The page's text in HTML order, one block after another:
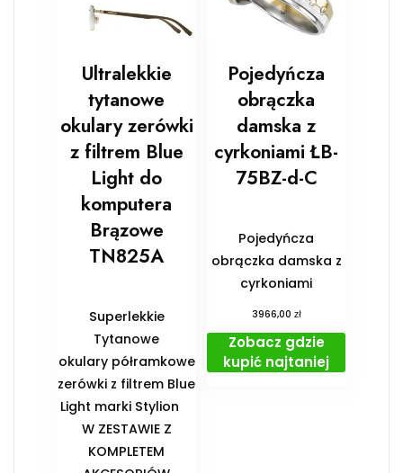
Ultralekkie
tytanowe
okulary zerówki
z filtrem Blue
Light do
komputera
Brązowe
TN825A
Superlekkie
Tytanowe
okulary półramkowe
zerówki z filtrem Blue
Light marki Stylion
️W ZESTAWIE Z
KOMPLETEM
Pojedyńcza
obrączka
damska z
cyrkoniami ŁB-
75BZ-d-C
Pojedyńcza
obrączka damska z
cyrkoniami
3966,00 zł
Zobacz gdzie
kupić najtaniej